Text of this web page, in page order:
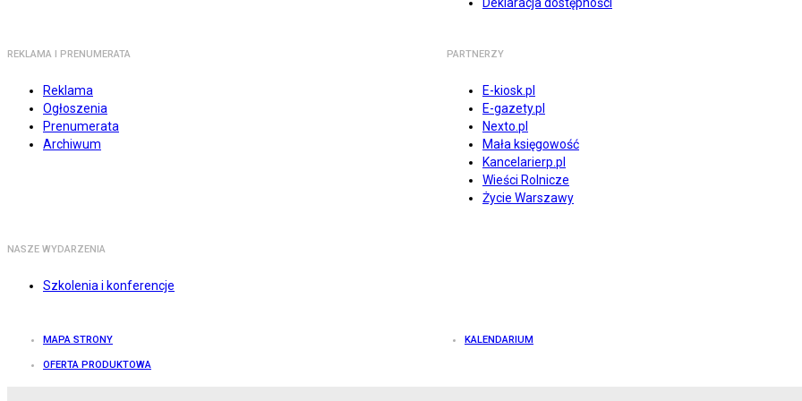
REKLAMA I PRENUMERATA
Reklama
Ogłoszenia
Prenumerata
Archiwum
PARTNERZY
E-kiosk.pl
E-gazety.pl
Nexto.pl
Mała księgowość
Kancelarierp.pl
Wieści Rolnicze
Życie Warszawy
NASZE WYDARZENIA
Szkolenia i konferencje
MAPA STRONY KALENDARIUM
OFERTA PRODUKTOWA